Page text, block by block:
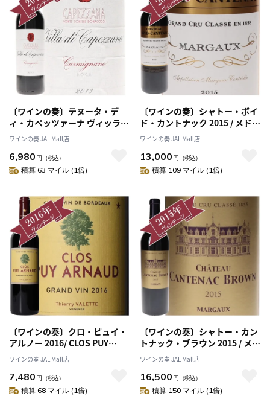
〔ワインの奏〕テヌータ・デ
ィ・カペッツァーナ ヴィッラ・
ディ・カペッツァーナ・カルミ
ニャーノ 2013/ Tenuta di
Capezzana VILLA DI
CAPEZZANA CARMIGNANO
ワインの奏 JAL Mall店
6,980 円 （税込）
積算 63 マイル (1倍)
〔ワインの奏〕シャトー・ボイ
ド・カントナック 2015 / メドッ
ク格付け第３級 Troisiemes
Grands Crus
ワインの奏 JAL Mall店
13,000 円 （税込）
積算 109 マイル (1倍)
〔ワインの奏〕クロ・ピュイ・
アルノー 2016/ CLOS PUY
ARNAUD 2016
ワインの奏 JAL Mall店
7,480 円 （税込）
積算 68 マイル (1倍)
〔ワインの奏〕シャトー・カン
トナック・ブラウン 2015 / メド
ック格付け第３級 Troisiemes
Grands Crus
ワインの奏 JAL Mall店
16,500 円 （税込）
積算 150 マイル (1倍)